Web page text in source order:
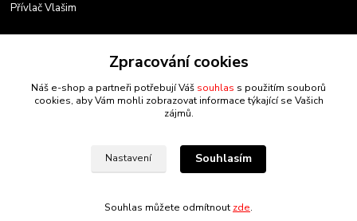
Přívlač Vlašim
734 754 584
info@privlacvlasim.cz
Zpracování cookies
Náš e-shop a partneři potřebují Váš souhlas s použitím souborů
cookies, aby Vám mohli zobrazovat informace týkající se Vašich
zájmů.
Nastavení Souhlasím
Souhlas můžete odmítnout zde.